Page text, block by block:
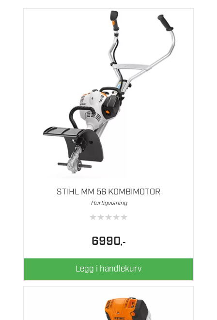
STIHL MM 56 KOMBIMOTOR
Hurtigvisning
★★★★★
6990,-
Legg i handlekurv